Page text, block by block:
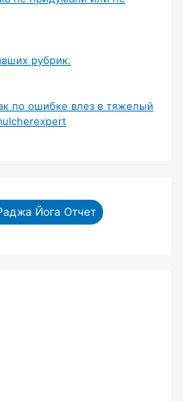
рубрик.
по ошибке влез в тяжелый
Йога Отчет